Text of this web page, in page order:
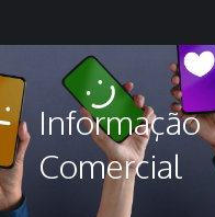
Informação
Comercial